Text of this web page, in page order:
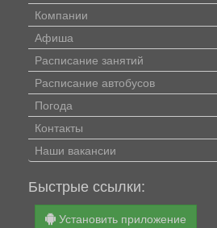
Компании
Афиша
Расписание занятий
Расписание автобусов
Погода
Контакты
Наши вакансии
Быстрые ссылки:
Установить приложение